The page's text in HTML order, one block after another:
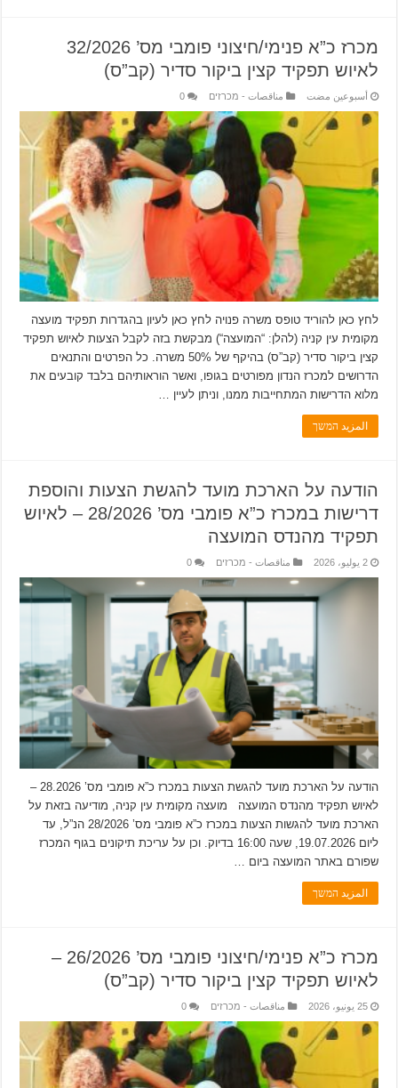
מכרז כ”א פנימי/חיצוני פומבי מס’ 32/2026
לאיוש תפקיד קצין ביקור סדיר (קב”ס)
‏أسبوعين مضت مناقصات - מכרזים 0
לחץ כאן להוריד טופס משרה פנויה לחץ כאן לעיון בהגדרות תפקיד מועצה
מקומית עין קניה (להלן: “המועצה“) מבקשת בזה לקבל הצעות לאיוש תפקיד
קצין ביקור סדיר (קב”ס) בהיקף של 50% משרה. כל הפרטים והתנאים
הדרושים למכרז הנדון מפורטים בגופו, ואשר הוראותיהם בלבד קובעים את
מלוא הדרישות המתחייבות ממנו, וניתן לעיין …
المزيد המשך
הודעה על הארכת מועד להגשת הצעות והוספת
דרישות במכרז כ”א פומבי מס’ 28/2026 – לאיוש
תפקיד מהנדס המועצה
2 يوليو، 2026 مناقصات - מכרזים 0
הודעה על הארכת מועד להגשת הצעות במכרז כ”א פומבי מס’ 28.2026 –
לאיוש תפקיד מהנדס המועצה מועצה מקומית עין קניה, מודיעה בזאת על
הארכת מועד להגשות הצעות במכרז כ”א פומבי מס’ 28/2026 הנ”ל, עד
ליום 19.07.2026, שעה 16:00 בדיוק. וכן על עריכת תיקונים בגוף המכרז
שפורם באתר המועצה ביום …
المزيد המשך
מכרז כ”א פנימי/חיצוני פומבי מס’ 26/2026 –
לאיוש תפקיד קצין ביקור סדיר (קב”ס)
25 يونيو، 2026 مناقصات - מכרזים 0